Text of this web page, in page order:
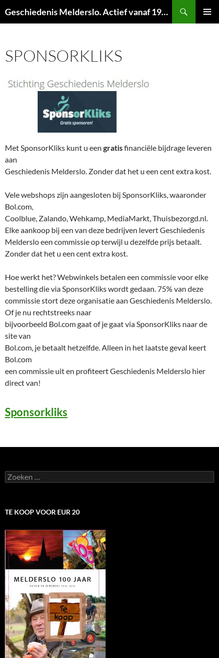
naar
Geschiedenis Melderslo. Actief vanaf 1973!
SPONSORKLIKS
Met SponsorKliks kunt u een gratisfinanciële bijdrage leveren
aan
Geschiedenis Melderslo. Zonder dat het u een cent extra kost.
Vele webshops zijn aangesloten bij SponsorKliks, waaronder
Bol.com,
Coolblue, Zalando, Wehkamp, MediaMarkt, Thuisbezorgd.nl.
Elke aankoop bij een van deze bedrijven levert Geschiedenis
Melderslo een commissie op terwijl u dezelfde prijs betaalt.
Zonder dat het u een cent extra kost.
Hoe werkt het? Webwinkels betalen een commissie voor elke
bestelling die via SponsorKliks wordt gedaan. 75% van deze
commissie stort deze organisatie aan Geschiedenis Melderslo.
Of je nu rechtstreeks naar
bijvoorbeeld Bol.com gaat of je gaat via SponsorKliks naar de
site van
Bol.com, je betaalt hetzelfde. Alleen in het laatste geval keert
Bol.com
een commissie uit en profiteert Geschiedenis Melderslo hier
direct van!
Sponsorkliks
Zoeken
naar:
TE KOOP VOOR EUR 20